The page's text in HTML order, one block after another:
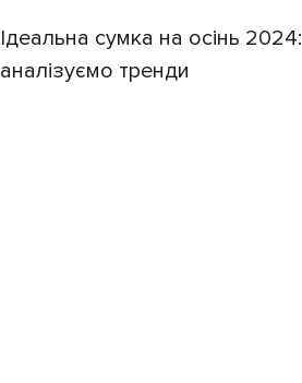
Ідеальна сумка на осінь 2024:
аналізуємо тренди